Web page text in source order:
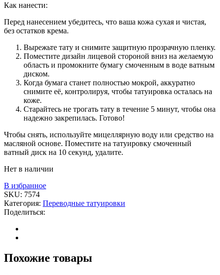
Как нанести:
Перед нанесением убедитесь, что ваша кожа сухая и чистая,
без остатков крема.
Вырежьте тату и снимите защитную прозрачную пленку.
Поместите дизайн лицевой стороной вниз на желаемую
область и промокните бумагу смоченным в воде ватным
диском.
Когда бумага станет полностью мокрой, аккуратно
снимите её, контролируя, чтобы татуировка осталась на
коже.
Старайтесь не трогать тату в течение 5 минут, чтобы она
надежно закрепилась. Готово!
Чтобы снять, используйте мицеллярную воду или средство на
масляной основе. Поместите на татуировку смоченный
ватный диск на 10 секунд, удалите.
Нет в наличии
В избранное
SKU: 7574
Категория: Переводные татуировки
Поделиться:
Похожие товары